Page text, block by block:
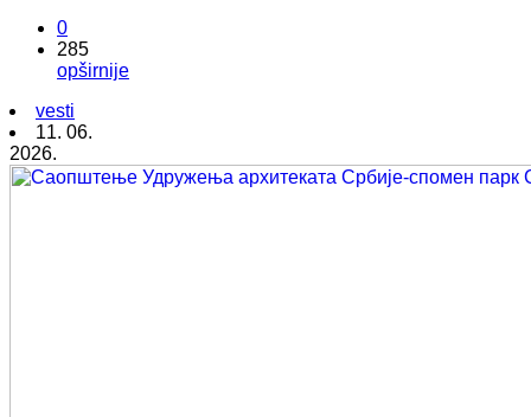
0
285
opširnije
vesti
11. 06.
2026.